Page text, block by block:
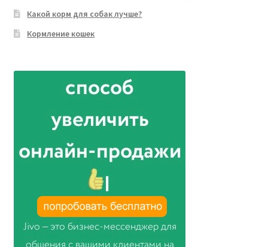
Какой корм для собак лучше?
Кормление кошек